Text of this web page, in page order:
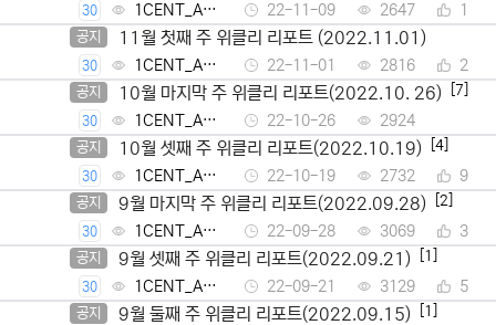
30
1CENT_Ad
min
22-11-09 2647 1
공지 11월 첫째 주 위클리 리포트 (2022.11.01)
30
1CENT_Ad
min
22-11-01 2816 2
공지 10월 마지막 주 위클리 리포트(2022.10. 26) [7]
30
1CENT_Ad
min
22-10-26 2924
공지 10월 셋째 주 위클리 리포트(2022.10.19) [4]
30
1CENT_Ad
min
22-10-19 2732 9
공지 9월 마지막 주 위클리 리포트(2022.09.28) [2]
30
1CENT_Ad
min
22-09-28 3069 3
공지 9월 셋째 주 위클리 리포트(2022.09.21) [1]
30
1CENT_Ad
min
22-09-21 3129 5
공지 9월 둘째 주 위클리 리포트(2022.09.15) [1]